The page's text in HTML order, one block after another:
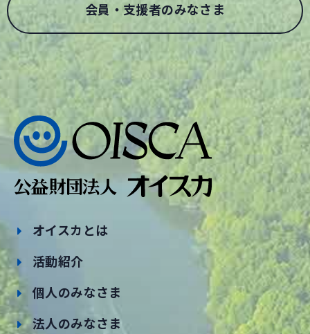
会員・支援者のみなさま
オイスカとは
活動紹介
個人のみなさま
法人のみなさま